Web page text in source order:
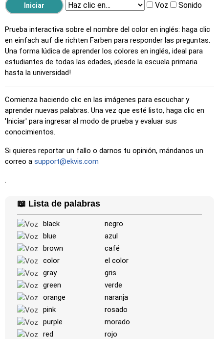
Voz Sonido
Prueba interactiva sobre el nombre del color en inglés: haga clic
en einfach auf die richten Farben para responder las preguntas.
Una forma lúdica de aprender los colores en inglés, ideal para
estudiantes de todas las edades, ¡desde la escuela primaria
hasta la universidad!
Comienza haciendo clic en las imágenes para escuchar y
aprender nuevas palabras. Una vez que esté listo, haga clic en
'Iniciar' para ingresar al modo de prueba y evaluar sus
conocimientos.
Si quieres reportar un fallo o darnos tu opinión, mándanos un
correo a support@ekvis.com
.
📖 Lista de palabras
black
negro
blue
azul
brown
café
color
el color
gray
gris
green
verde
orange
naranja
pink
rosado
purple
morado
red
rojo